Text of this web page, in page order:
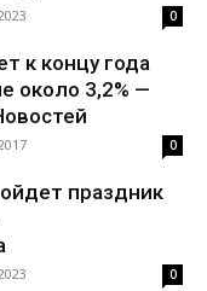
0
к концу года
около 3,2% —
0
праздник
0